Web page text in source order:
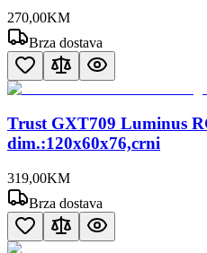
270,00KM
Brza dostava
Trust GXT709 Luminus
dim.:120x60x76,crni
319,00KM
Brza dostava